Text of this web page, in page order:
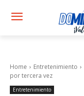
Home Entretenimiento
por tercera vez
Entretenimiento